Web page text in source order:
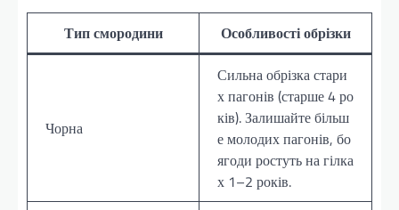
Тип смородини Особливості обрізки
Чорна
Сильна обрізка стари
х пагонів (старше 4 ро
ків). Залишайте більш
е молодих пагонів, бо
ягоди ростуть на гілка
х 1–2 років.